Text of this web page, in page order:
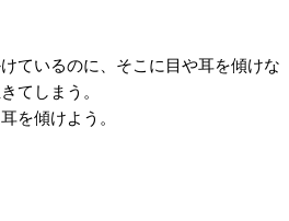
ているのに、そこに目や耳を傾けな
てしまう。
を傾けよう。